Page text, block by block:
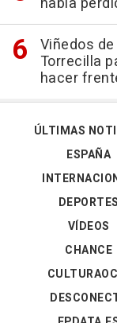
Viñedos
Torrecilla
hacer
ÚLTIMAS
ESPAÑA
DEPORTES
VÍDEOS
CHANCE